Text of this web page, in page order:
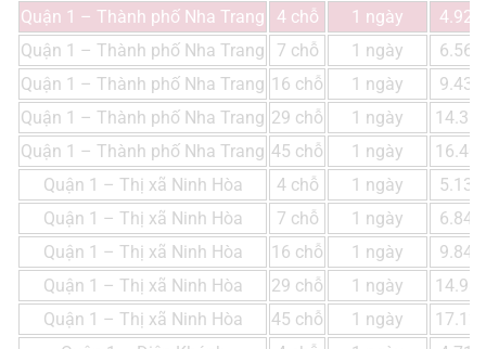
Quận 1 – Thành phố Nha Trang 4 chỗ 1 ngày
Quận 1 – Thành phố Nha Trang
7 chỗ 1 ngày
Quận 1 – Thành phố Nha Trang 16 chỗ 1 ngày
Quận 1 – Thành phố Nha Trang 29 chỗ 1 ngày
Quận 1 – Thành phố Nha Trang 45 chỗ 1 ngày
Quận 1 – Thị xã Ninh Hòa
4 chỗ 1 ngày
Quận 1 – Thị xã Ninh Hòa
7 chỗ 1 ngày
Quận 1 – Thị xã Ninh Hòa
16 chỗ 1 ngày
Quận 1 – Thị xã Ninh Hòa
29 chỗ 1 ngày
Quận 1 – Thị xã Ninh Hòa
45 chỗ 1 ngày